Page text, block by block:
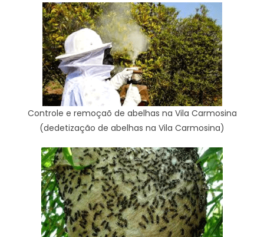
Controle e remoçaõ de abelhas na Vila Carmosina
(dedetização de abelhas na Vila Carmosina)